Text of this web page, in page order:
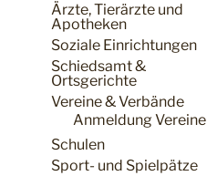
Ärzte, Tierärzte und
Apotheken
Soziale Einrichtungen
Schiedsamt &
Ortsgerichte
Vereine & Verbände
Anmeldung Vereine
Schulen
Sport- und Spielpätze